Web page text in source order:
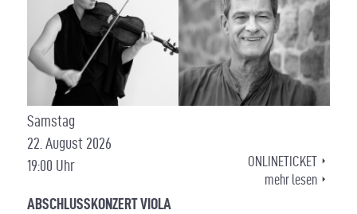
Samstag
22. August 2026
19:00 Uhr
ABSCHLUSSKONZERT VIOLA
ONLINETICKET
mehr lesen